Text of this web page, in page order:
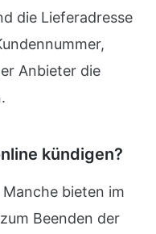
die Lieferadresse
Anbieter die
kündigen?
bieten im
Beenden der